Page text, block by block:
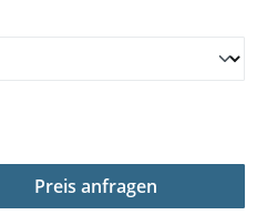
den gewünschten
Preis anfragen